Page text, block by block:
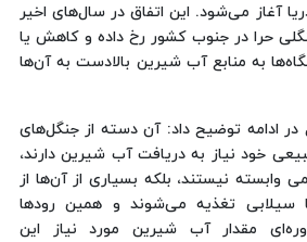
می‌شود. این اتفاق در سال‌های اخیر
حرا در جنوب کشور رخ داده و کاهش یا
به منابع آب شیرین بالادست به آن‌ها
ادامه توضیح داد: آن دسته از جنگل‌های
خود نیاز به دریافت آب شیرین دارند،
وابسته نیستند، بلکه بسیاری از آن‌ها از
سیلابی تغذیه می‌شوند و همین رودها
مقدار آب شیرین مورد نیاز این